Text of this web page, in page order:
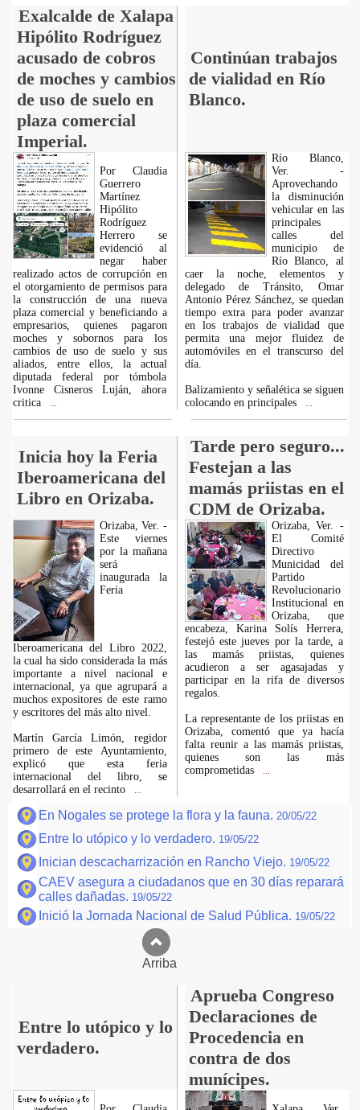
Exalcalde de Xalapa
Hipólito Rodríguez
acusado de cobros
de moches y cambios
de uso de suelo en
plaza comercial
Imperial.
Continúan trabajos
de vialidad en Río
Blanco.
Por Claudia
Guerrero
Martínez
Hipólito
Rodríguez
Herrero se
evidenció al
negar haber
realizado actos de corrupción en
el otorgamiento de permisos para
la construcción de una nueva
plaza comercial y beneficiando a
empresarios, quienes pagaron
moches y sobornos para los
cambios de uso de suelo y sus
aliados, entre ellos, la actual
diputada federal por tómbola
Ivonne Cisneros Luján, ahora
critica
Río Blanco,
Ver. -
Aprovechando
la disminución
vehicular en las
principales
calles del
municipio de
Río Blanco, al
caer la noche, elementos y
delegado de Tránsito, Omar
Antonio Pérez Sánchez, se quedan
tiempo extra para poder avanzar
en los trabajos de vialidad que
permita una mejor fluidez de
automóviles en el transcurso del
día.
Balizamiento y señalética se siguen
colocando en principales
Inicia hoy la Feria
Iberoamericana del
Libro en Orizaba.
Tarde pero seguro...
Festejan a las
mamás priistas en el
CDM de Orizaba.
Orizaba, Ver. -
Este viernes
por la mañana
será
inaugurada la
Feria
Iberoamericana del Libro 2022,
la cual ha sido considerada la más
importante a nivel nacional e
internacional, ya que agrupará a
muchos expositores de este ramo
y escritores del más alto nivel.
Martín García Limón, regidor
primero de este Ayuntamiento,
explicó que esta feria
internacional del libro, se
desarrollará en el recinto
Orizaba, Ver. -
El Comité
Directivo
Municidad del
Partido
Revolucionario
Institucional en
Orizaba, que
encabeza, Karina Solís Herrera,
festejó este jueves por la tarde, a
las mamás priistas, quienes
acudieron a ser agasajadas y
participar en la rifa de diversos
regalos.
La representante de los priistas en
Orizaba, comentó que ya hacía
falta reunir a las mamás priistas,
quienes son las más
comprometidas
En Nogales se protege la flora y la fauna. 20/05/22
Entre lo utópico y lo verdadero. 19/05/22
Inician descacharrización en Rancho Viejo. 19/05/22
CAEV asegura a ciudadanos que en 30 días reparará
calles dañadas. 19/05/22
Inició la Jornada Nacional de Salud Pública. 19/05/22
Arriba
Entre lo utópico y lo
verdadero.
Aprueba Congreso
Declaraciones de
Procedencia en
contra de dos
munícipes.